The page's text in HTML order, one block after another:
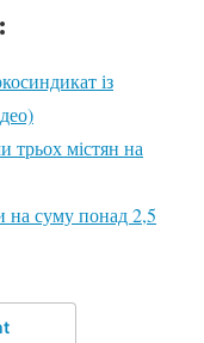
із
трьох містян на
на суму понад 2,5